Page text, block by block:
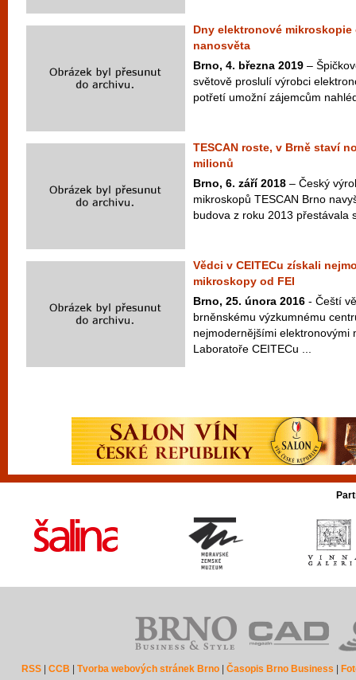
Dny elektronové
nanosvěta
Brno, 4. března 2019 –
světově proslulí výrobci
potřetí umožní zájemcům
TESCAN roste, v Brně staví
milionů
Brno, 6. září 2018 – Český
mikroskopů TESCAN Brno
budova z roku 2013 přestávala
Vědci v CEITECu získali
mikroskopy od FEI
Brno, 25. února 2016 - Čeští
brněnskému výzkumnému
nejmodernějšími elektronovými
Laboratoře CEITECu ...
RSS |CCB |Tvorba webových stránek Brno |Časopis Brno Business